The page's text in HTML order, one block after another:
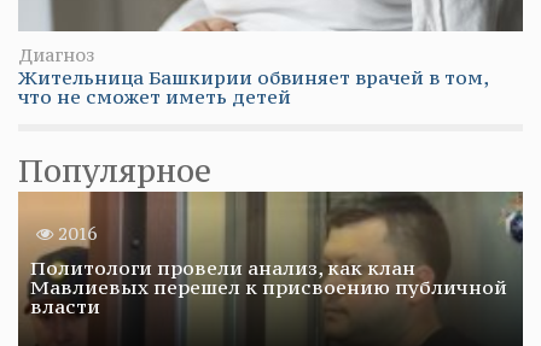
Диагноз
Жительница Башкирии обвиняет врачей в том,
что не сможет иметь детей
Популярное
2016
Политологи провели анализ, как клан
Мавлиевых перешел к присвоению публичной
власти